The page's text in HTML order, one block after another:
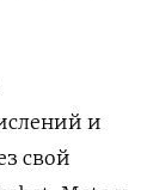
и
свой